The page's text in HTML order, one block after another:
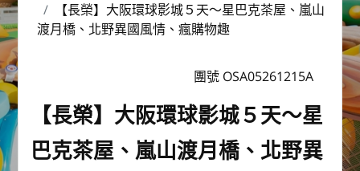
【長榮】大阪環球影城５天～星巴克茶屋、嵐山
渡月橋、北野異國風情、瘋購物趣
團號 OSA05261215A
【長榮】大阪環球影城５天～星
巴克茶屋、嵐山渡月橋、北野異